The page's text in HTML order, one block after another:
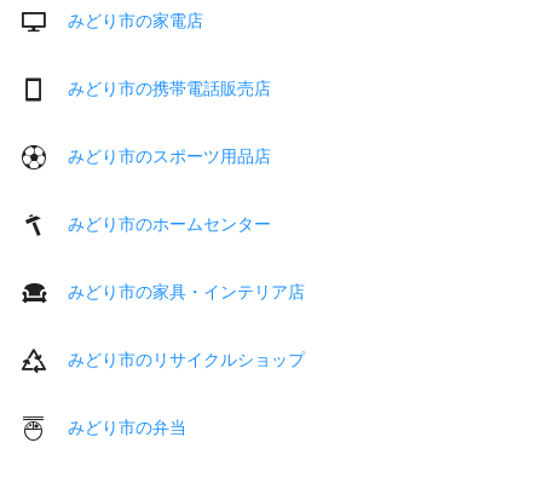
みどり市の家電店
みどり市の携帯電話販売店
みどり市のスポーツ用品店
みどり市のホームセンター
みどり市の家具・インテリア店
みどり市のリサイクルショップ
みどり市の弁当